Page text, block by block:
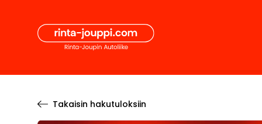
sisältöön
Takaisin hakutuloksiin